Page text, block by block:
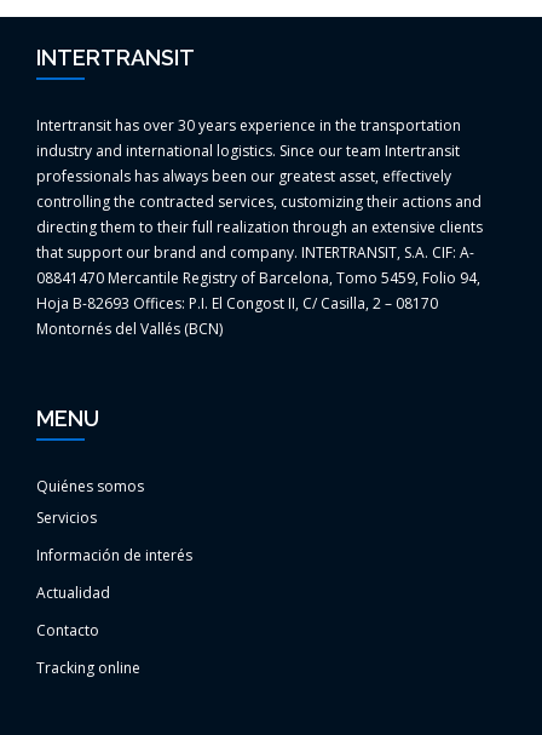
INTERTRANSIT
Intertransit has over 30 years experience in the transportation
industry and international logistics. Since our team Intertransit
professionals has always been our greatest asset, effectively
controlling the contracted services, customizing their actions and
directing them to their full realization through an extensive clients
that support our brand and company. INTERTRANSIT, S.A. CIF: A-
08841470 Mercantile Registry of Barcelona, Tomo 5459, Folio 94,
Hoja B-82693 Offices: P.I. El Congost II, C/ Casilla, 2 – 08170
Montornés del Vallés (BCN)
MENU
Quiénes somos
Servicios
Información de interés
Actualidad
Contacto
Tracking online